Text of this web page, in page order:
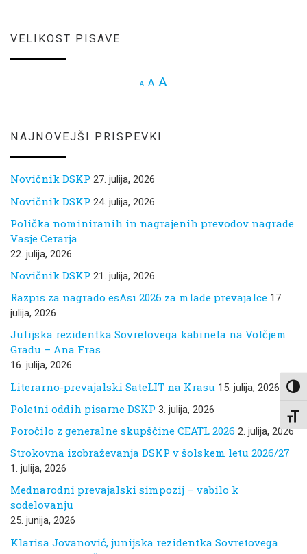
VELIKOST PISAVE
A Decrease font size.
A Reset font size.
A
NAJNOVEJŠI PRISPEVKI
Novičnik DSKP 27. julija, 2026
Novičnik DSKP 24. julija, 2026
Polička nominiranih in nagrajenih prevodov nagrade
Vasje Cerarja
22. julija, 2026
Novičnik DSKP 21. julija, 2026
Razpis za nagrado esAsi 2026 za mlade prevajalce 17.
julija, 2026
Julijska rezidentka Sovretovega kabineta na Volčjem
Gradu – Ana Fras
16. julija, 2026
Literarno-prevajalski SateLIT na Krasu 15. julija, 2026
Poletni oddih pisarne DSKP 3. julija, 2026
Poročilo z generalne skupščine CEATL 2026 2. julija, 2026
Strokovna izobraževanja DSKP v šolskem letu 2026/27
1. julija, 2026
Mednarodni prevajalski simpozij – vabilo k
sodelovanju
25. junija, 2026
Klarisa Jovanović, junijska rezidentka Sovretovega